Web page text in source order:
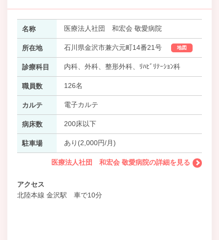
名称 医療法人社団 和宏会 敬愛病院
所在地 石川県金沢市兼六元町14番21号 地図
診療科目 内科、外科、整形外科、ﾘﾊﾋﾞﾘﾃｰｼｮﾝ科
職員数 126名
カルテ 電子カルテ
病床数 200床以下
駐車場 あり(2,000円/月)
医療法人社団 和宏会 敬愛病院の詳細を見る
アクセス
北陸本線 金沢駅 車で10分